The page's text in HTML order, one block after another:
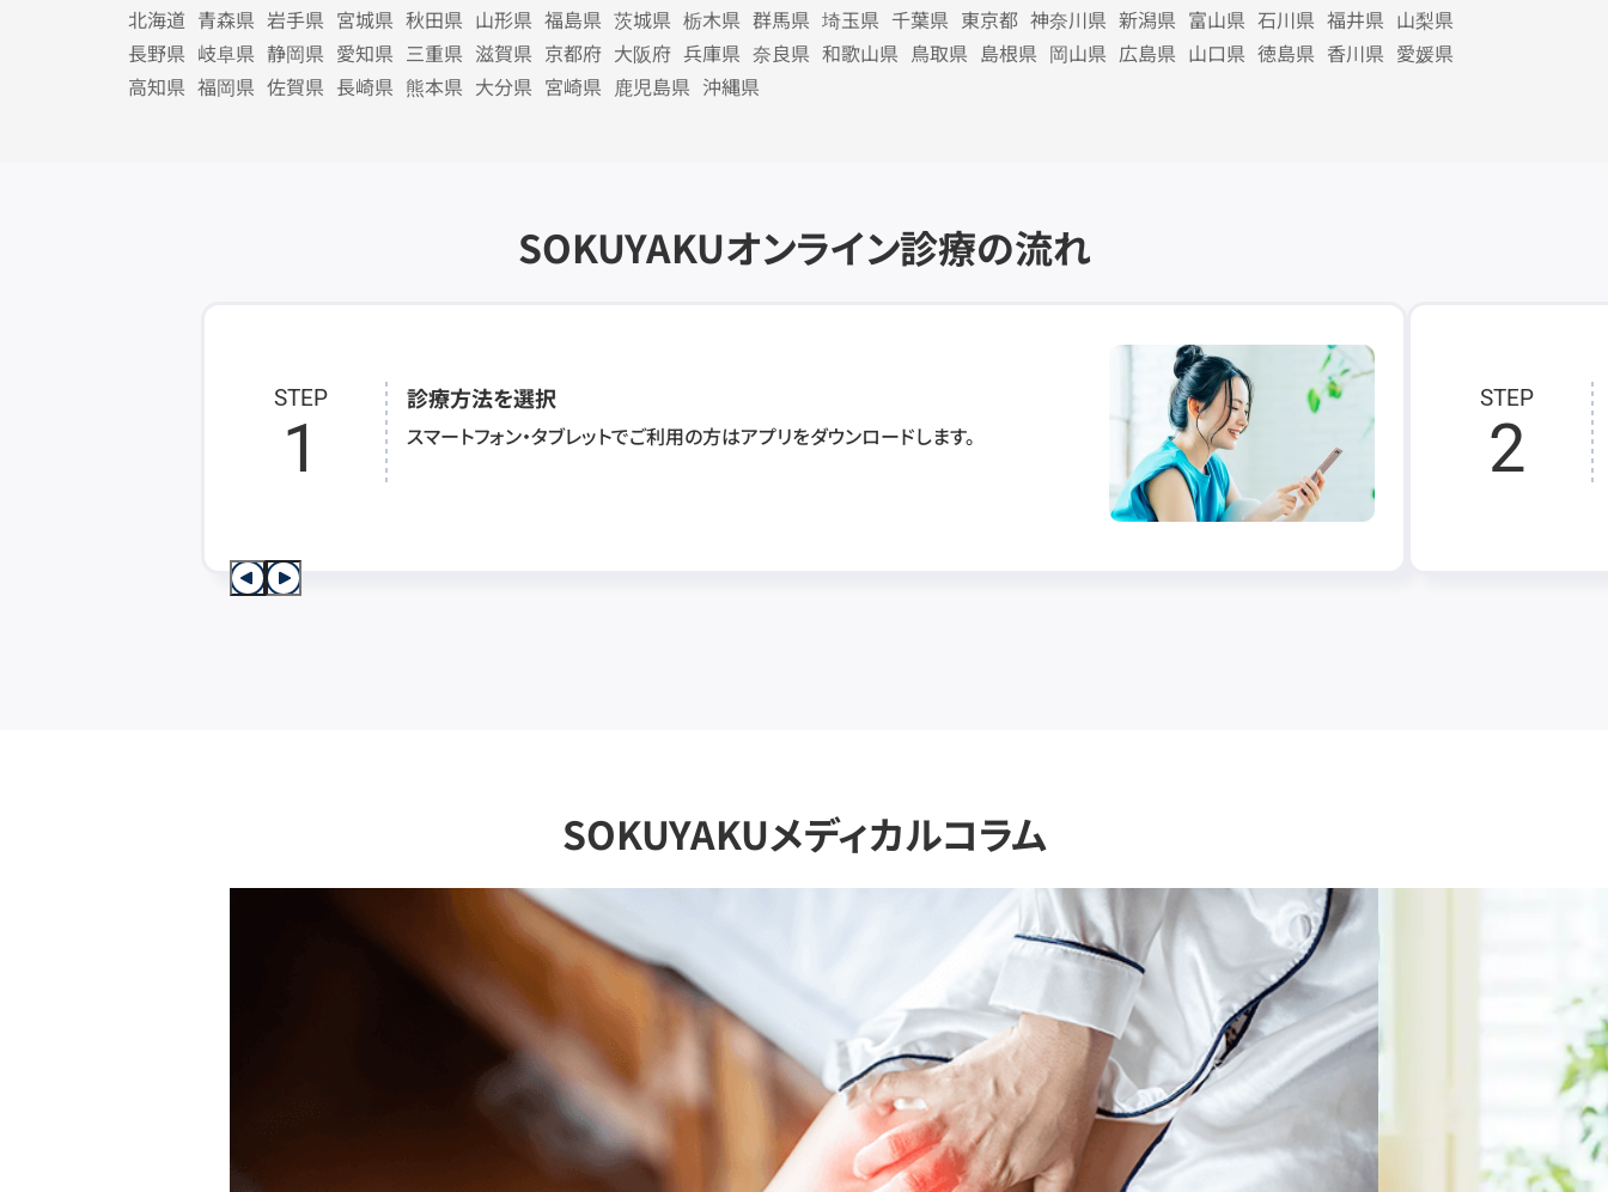
北海道 青森県 岩手県 宮城県 秋田県 山形県 福島県 茨城県 栃木県 群馬県 埼玉県 千葉県 東京都 神奈川県 新潟県 富山県 石川県 福井県 山梨県
長野県 岐阜県 静岡県 愛知県 三重県 滋賀県 京都府 大阪府 兵庫県 奈良県 和歌山県 鳥取県 島根県 岡山県 広島県 山口県 徳島県 香川県 愛媛県
高知県 福岡県 佐賀県 長崎県 熊本県 大分県 宮崎県 鹿児島県 沖縄県
SOKUYAKUオンライン診療の流れ
STEP
1
診療方法を選択
スマートフォン・タブレットでご利用の方はアプリをダウンロードします。
STEP
2
SOKUYAKUメディカルコラム